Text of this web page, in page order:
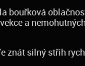
bouřková
a
znát silný střih